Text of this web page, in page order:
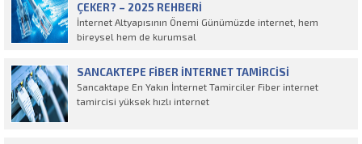
ÇEKER? – 2025 REHBERI
İnternet Altyapısının Önemi Günümüzde internet, hem
bireysel hem de kurumsal
SANCAKTEPE FIBER İNTERNET TAMIRCISI
Sancaktape En Yakın İnternet Tamirciler Fiber internet
tamircisi yüksek hızlı internet